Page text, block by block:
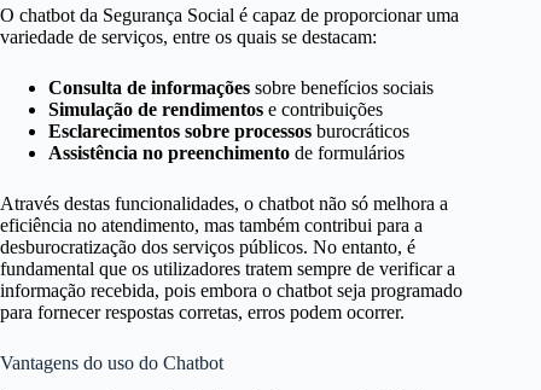
O chatbot da Segurança Social é capaz de proporcionar uma
variedade de serviços, entre os quais se destacam:
Consulta de informações sobre benefícios sociais
Simulação de rendimentos e contribuições
Esclarecimentos sobre processos burocráticos
Assistência no preenchimento de formulários
Através destas funcionalidades, o chatbot não só melhora a
eficiência no atendimento, mas também contribui para a
desburocratização dos serviços públicos. No entanto, é
fundamental que os utilizadores tratem sempre de verificar a
informação recebida, pois embora o chatbot seja programado
para fornecer respostas corretas, erros podem ocorrer.
Vantagens do uso do Chatbot